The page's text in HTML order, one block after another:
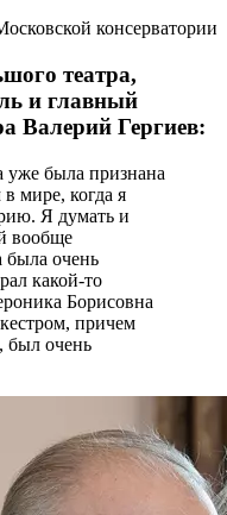
консерватории
театра,
и главный
Валерий Гергиев:
уже была признана
мире, когда я
Я думать и
вообще
была очень
какой-то
Борисовна
причем
был очень